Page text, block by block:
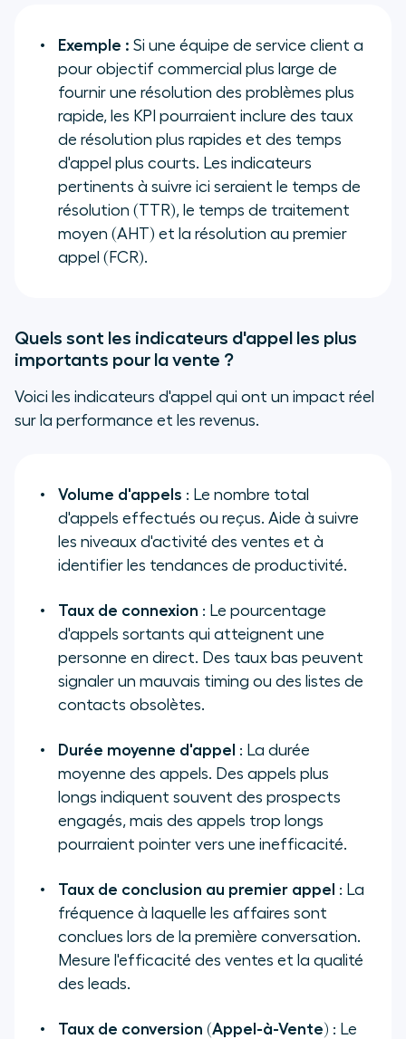
Exemple : Si une équipe de service client a
pour objectif commercial plus large de
fournir une résolution des problèmes plus
rapide, les KPI pourraient inclure des taux
de résolution plus rapides et des temps
d'appel plus courts. Les indicateurs
pertinents à suivre ici seraient le temps de
résolution (TTR), le temps de traitement
moyen (AHT) et la résolution au premier
appel (FCR).
Quels sont les indicateurs d'appel les plus
importants pour la vente ?
Voici les indicateurs d'appel qui ont un impact réel
sur la performance et les revenus.
Volume d'appels : Le nombre total
d'appels effectués ou reçus. Aide à suivre
les niveaux d'activité des ventes et à
identifier les tendances de productivité.
Taux de connexion : Le pourcentage
d'appels sortants qui atteignent une
personne en direct. Des taux bas peuvent
signaler un mauvais timing ou des listes de
contacts obsolètes.
Durée moyenne d'appel : La durée
moyenne des appels. Des appels plus
longs indiquent souvent des prospects
engagés, mais des appels trop longs
pourraient pointer vers une inefficacité.
Taux de conclusion au premier appel : La
fréquence à laquelle les affaires sont
conclues lors de la première conversation.
Mesure l'efficacité des ventes et la qualité
des leads.
Taux de conversion (Appel-à-Vente) : Le